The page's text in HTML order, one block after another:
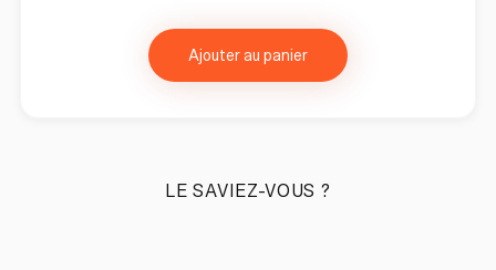
Ajouter au panier
LE SAVIEZ-VOUS ?